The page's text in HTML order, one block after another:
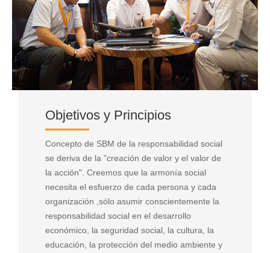
Objetivos y Principios
Concepto de SBM de la responsabilidad social
se deriva de la "creación de valor y el valor de
la acción". Creemos que la armonía social
necesita el esfuerzo de cada persona y cada
organización ,sólo asumir conscientemente la
responsabilidad social en el desarrollo
económico, la seguridad social, la cultura, la
educación, la protección del medio ambiente y